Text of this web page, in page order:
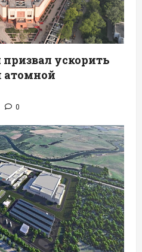
ускорить
атомной
0